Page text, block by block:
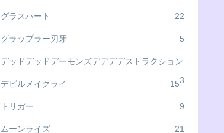
グラスハート 22
グラップラー刃牙 5
デッドデッドデーモンズデデデデストラクション
3
デビルメイクライ 15
トリガー 9
ムーンライズ 21